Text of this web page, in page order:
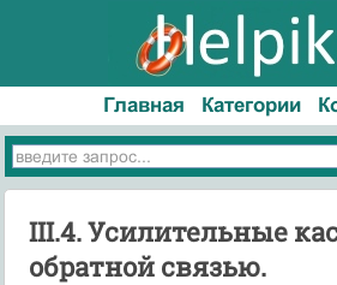
Главная Категории
III.4. Усилительные
обратной связью.